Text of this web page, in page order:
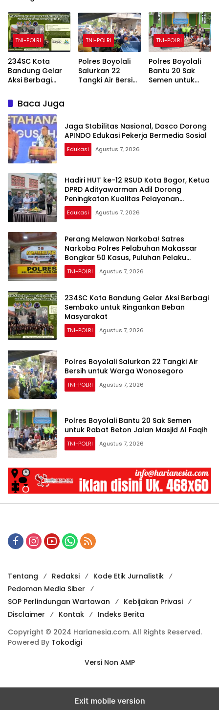
Bermedia Sosial
Adil Dorong
Peningkatan
Kualitas
Pelayanan
Kesehatan
Makassar
Bongkar 50
Kasus, Puluhan
Pelaku Ditangkap
TNI-POLRI
234SC Kota
Bandung Gelar
Aksi Berbagi
Ringankan Beban
Masyarakat
TNI-POLRI
Polres Boyolali
Salurkan 22
Tangki Air Bersih
TNI-POLRI
Polres Boyolali
Bantu 20 Sak
Semen untuk
Baca Juga
Jaga Stabilitas Nasional, Dasco Dorong
APINDO Edukasi Pekerja Bermedia Sosial
Edukasi Agustus 7, 2026
Hadiri HUT ke-12 RSUD Kota Bogor, Ketua
DPRD Adityawarman Adil Dorong
Peningkatan Kualitas Pelayanan
Kesehatan
Edukasi Agustus 7, 2026
Perang Melawan Narkoba! Satres
Narkoba Polres Pelabuhan Makassar
Bongkar 50 Kasus, Puluhan Pelaku
Ditangkap
TNI-POLRI Agustus 7, 2026
234SC Kota Bandung Gelar Aksi Berbagi
Sembako untuk Ringankan Beban
Masyarakat
TNI-POLRI Agustus 7, 2026
Polres Boyolali Salurkan 22 Tangki Air
Bersih untuk Warga Wonosegoro
TNI-POLRI Agustus 7, 2026
Polres Boyolali Bantu 20 Sak Semen
untuk Rabat Beton Jalan Masjid Al Faqih
TNI-POLRI Agustus 7, 2026
Tentang Redaksi
Kode Etik Jurnalistik
Pedoman Media Siber
SOP Perlindungan Wartawan
Kebijakan Privasi
Disclaimer
Kontak
Indeks Berita
Copyright © 2024 Harianesia.com. All Rights Reserved.
Powered By Tokodigi
Versi Non AMP
Exit mobile version